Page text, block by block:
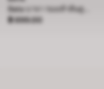
Bata บาจา รองเท้าส้นสูง แบบสวม สูง 4 นิ้ว สำหรับผู้หญิง รุ่น BELLE
ราคา ฿ 899.00
฿ 899.00